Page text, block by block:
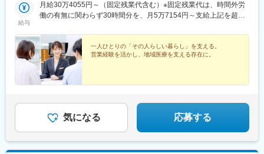
（9施設）※今年度新規開設１施設含む＜大阪・京都・奈良・兵庫
エリア＞大阪府全域（4施設）、京都府京都市（2施設）、奈良県
都港区芝浦3丁目1-1 msb Tamachi 田町ステーションタワーN 15
階※受動喫煙対策：屋内禁煙
給与
月給30万4055円～（固定残業代含む）※固定残業代は、時間外労
働の有無に関わらず30時間分を、月5万7154円～支給上記を超え
すが、固定残業代は30時間分支給いたします※賞与は業績給にて
月給での支給に変更になります※管理監督者での採用の場合通勤交
通費・残業手当は給与に含まれます 賞与は業績給にて月給での
支給に変更になります
一人ひとりの「その人らしい暮らし」を支える。
営業経験を活かし、地域医療を支える存在に。
気になる 応募する